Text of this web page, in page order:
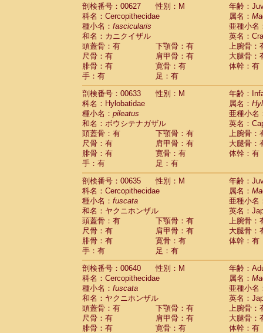
剖検番号：00627
性別：M
年齢：
科名：Cercopithecidae
属名：
種小名： fascicularis
亜種小名
和名：カニクイザル
英名：
頭蓋骨：有
下顎骨：有
上腕骨：
尺骨：有
肩甲骨：有
大腿骨：
腓骨：有
寛骨：有
体幹：有
手：有
足：有
剖検番号：00633
性別：M
年齢：
科名：Hylobatidae
属名：
種小名： pileatus
亜種小名
和名：ボウシテナガザル
英名：
頭蓋骨：有
下顎骨：有
上腕骨：
尺骨：有
肩甲骨：有
大腿骨：
腓骨：有
寛骨：有
体幹：有
手：有
足：有
剖検番号：00635
性別：M
年齢：
科名：Cercopithecidae
属名：
種小名： fuscata
亜種小名
和名：ヤクニホンザル
英名：
頭蓋骨：有
下顎骨：有
上腕骨：
尺骨：有
肩甲骨：有
大腿骨：
腓骨：有
寛骨：有
体幹：有
手：有
足：有
剖検番号：00640
性別：M
年齢：
科名：Cercopithecidae
属名：
種小名： fuscata
亜種小名
和名：ヤクニホンザル
英名：
頭蓋骨：有
下顎骨：有
上腕骨：
尺骨：有
肩甲骨：有
大腿骨：
腓骨：有
寛骨：有
体幹：有